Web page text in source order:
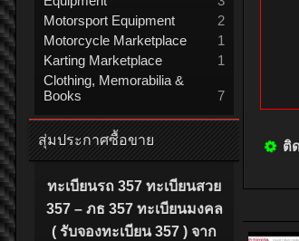
Motorsport Equipment
2
Motorcycle Marketplace
1
Karting Marketplace
1
Clothing, Memorabilia &
Books
7
สุ่มประกาศซื้อขาย
ทะเบียนรถ 357 ทะเบียนสวย
357 – ภธ 357 ทะเบียนมงคล
( รับจองทะเบียน 357 ) จาก
ติ